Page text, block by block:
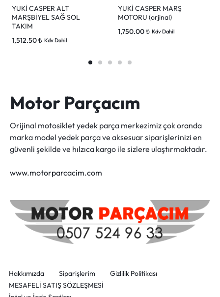
YUKİ CASPER ALT
MARŞBİYEL SAĞ SOL
TAKIM
1,512.50₺ Kdv Dahil
YUKİ CASPER MARŞ
MOTORU (orjinal)
1,750.00₺ Kdv Dahil
Motor Parçacım
Orijinal motosiklet yedek parça merkezimiz çok oranda
marka model yedek parça ve aksesuar siparişlerinizi en
güvenli şekilde ve hılzıca kargo ile sizlere ulaştırmaktadır.
www.motorparcacim.com
Hakkımızda Siparişlerim
Gizlilik Politikası
MESAFELİ SATIŞ SÖZLEŞMESİ